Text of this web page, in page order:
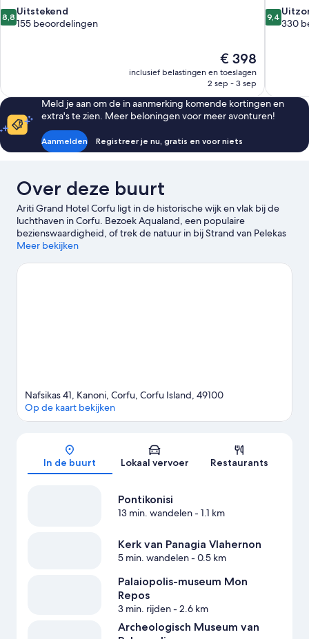
8.8
van
8,8 Uitstekend
155 beoordelingen
De
prijs
is
€ 398
inclusief belastingen en toeslagen
2 sep - 3 sep
9.4
van
9,4
330
Meld je aan om de in aanmerking komende kortingen en
extra's te zien. Meer beloningen voor meer avonturen!
Aanmelden Registreer je nu, gratis en voor niets
Over deze buurt
Ariti Grand Hotel Corfu ligt in de historische wijk en vlak bij de
luchthaven in Corfu. Bezoek Aqualand, een populaire
bezienswaardigheid, of trek de natuur in bij Strand van Pelekas
en Strand van Dassia. Ook Haven van Corfu en Achilleion (paleis)
Meer bekijken
Kaart
Nafsikas 41, Kanoni, Corfu, Corfu Island, 49100
Op de kaart bekijken
In de buurt Lokaal vervoer Restaurants
Pontikonisi
13 min. wandelen- 1.1 km
Kerk van Panagia Vlahernon
5 min. wandelen- 0.5 km
Palaiopolis-museum Mon
Repos
3 min. rijden- 2.6 km
Archeologisch Museum van